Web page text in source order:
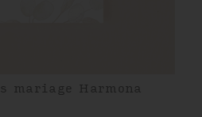
mariage Harmona